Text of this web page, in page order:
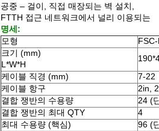
공중 – 걸이, 직접 매장되는 벽 설치,
FTTH 접근 네트워크에서 널리 이용되는
명세:
모형
크기 (mm)
L*W*H
케이블 직경 (mm)
7-22
케이블 항구
2in,
결합 쟁반의 수용량
24 (
결합 쟁반의 최대 QTY
4
최대 수용량 (핵심)
96 (